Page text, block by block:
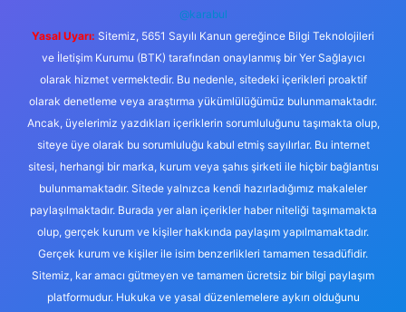
@karabul
Yasal Uyarı: Sitemiz, 5651 Sayılı Kanun gereğince Bilgi Teknolojileri
ve İletişim Kurumu (BTK) tarafından onaylanmış bir Yer Sağlayıcı
olarak hizmet vermektedir. Bu nedenle, sitedeki içerikleri proaktif
olarak denetleme veya araştırma yükümlülüğümüz bulunmamaktadır.
Ancak, üyelerimiz yazdıkları içeriklerin sorumluluğunu taşımakta olup,
siteye üye olarak bu sorumluluğu kabul etmiş sayılırlar. Bu internet
sitesi, herhangi bir marka, kurum veya şahıs şirketi ile hiçbir bağlantısı
bulunmamaktadır. Sitede yalnızca kendi hazırladığımız makaleler
paylaşılmaktadır. Burada yer alan içerikler haber niteliği taşımamakta
olup, gerçek kurum ve kişiler hakkında paylaşım yapılmamaktadır.
Gerçek kurum ve kişiler ile isim benzerlikleri tamamen tesadüfidir.
Sitemiz, kar amacı gütmeyen ve tamamen ücretsiz bir bilgi paylaşım
platformudur. Hukuka ve yasal düzenlemelere aykırı olduğunu